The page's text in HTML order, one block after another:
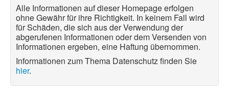
Alle Informationen auf dieser Homepage erfolgen
ohne Gewähr für ihre Richtigkeit. In keinem Fall wird
für Schäden, die sich aus der Verwendung der
abgerufenen Informationen oder dem Versenden von
Informationen ergeben, eine Haftung übernommen.
Informationen zum Thema Datenschutz finden Sie
hier.